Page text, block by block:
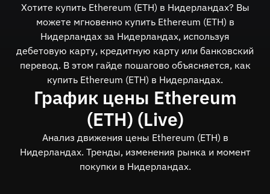
Хотите купить Ethereum (ETH) в Нидерландах? Вы
можете мгновенно купить Ethereum (ETH) в
Нидерландах за Нидерландах, используя
дебетовую карту, кредитную карту или банковский
перевод. В этом гайде пошагово объясняется, как
купить Ethereum (ETH) в Нидерландах.
График цены Ethereum
(ETH) (Live)
Анализ движения цены Ethereum (ETH) в
Нидерландах. Тренды, изменения рынка и момент
покупки в Нидерландах.